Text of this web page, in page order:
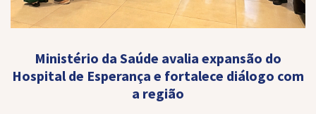
Ministério da Saúde avalia expansão do
Hospital de Esperança e fortalece diálogo com
a região